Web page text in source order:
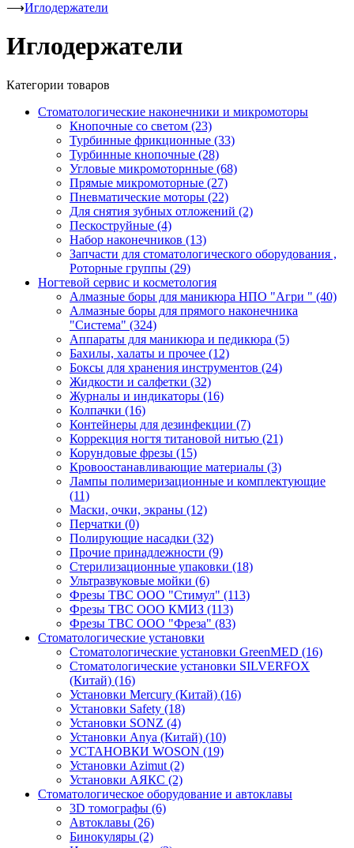
⟶Иглодержатели
Иглодержатели
Категории товаров
Стоматологические наконечники и микромоторы
Кнопочные со светом (23)
Турбинные фрикционные (33)
Турбинные кнопочные (28)
Угловые микромоторнные (68)
Прямые микромоторные (27)
Пневматические моторы (22)
Для снятия зубных отложений (2)
Пескоструйные (4)
Набор наконечников (13)
Запчасти для стоматологического оборудования ,
Роторные группы (29)
Ногтевой сервис и косметология
Алмазные боры для маникюра НПО "Агри " (40)
Алмазные боры для прямого наконечника
"Система" (324)
Аппараты для маникюра и педикюра (5)
Бахилы, халаты и прочее (12)
Боксы для хранения инструментов (24)
Жидкости и салфетки (32)
Журналы и индикаторы (16)
Колпачки (16)
Контейнеры для дезинфекции (7)
Коррекция ногтя титановой нитью (21)
Корундовые фрезы (15)
Кровоостанавливающие материалы (3)
Лампы полимеризационные и комплектующие
(11)
Маски, очки, экраны (12)
Перчатки (0)
Полирующие насадки (32)
Прочие принадлежности (9)
Стерилизационные упаковки (18)
Ультразвуковые мойки (6)
Фрезы ТВС ООО "Стимул" (113)
Фрезы ТВС ООО КМИЗ (113)
Фрезы ТВС ООО "Фреза" (83)
Стоматологические установки
Стоматологические установки GreenMED (16)
Стоматологические установки SILVERFOX
(Китай) (16)
Установки Mercury (Китай) (16)
Установки Safety (18)
Установки SONZ (4)
Установки Anya (Китай) (10)
УСТАНОВКИ WOSON (19)
Установки Аzimut (2)
Установки АЯКС (2)
Стоматологическое оборудование и автоклавы
3D томографы (6)
Автоклавы (26)
Бинокуляры (2)